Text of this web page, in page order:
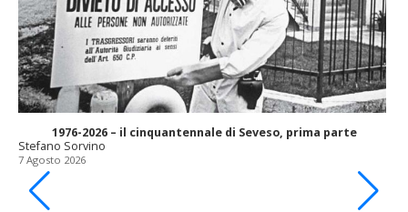
1976-2026 – il cinquantennale di Seveso, prima parte
Stefano Sorvino
7 Agosto 2026